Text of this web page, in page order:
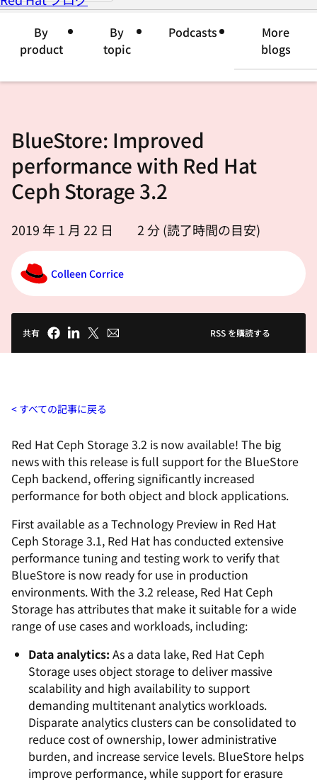
語
く
さ
By
product
By
topic
Podcasts
More
blogs
BlueStore: Improved
performance with Red Hat
Ceph Storage 3.2
2019 年 1 月 22 日 2分 (読了時間の目安)
Colleen Corrice
共有 RSS を購読する
すべての記事に戻る
Red Hat Ceph Storage 3.2 is now available! The big
news with this release is full support for the BlueStore
Ceph backend, offering significantly increased
performance for both object and block applications.
First available as a Technology Preview in Red Hat
Ceph Storage 3.1, Red Hat has conducted extensive
performance tuning and testing work to verify that
BlueStore is now ready for use in production
environments. With the 3.2 release, Red Hat Ceph
Storage has attributes that make it suitable for a wide
range of use cases and workloads, including:
Data analytics: As a data lake, Red Hat Ceph
Storage uses object storage to deliver massive
scalability and high availability to support
demanding multitenant analytics workloads.
Disparate analytics clusters can be consolidated to
reduce cost of ownership, lower administrative
burden, and increase service levels. BlueStore helps
improve performance, while support for erasure